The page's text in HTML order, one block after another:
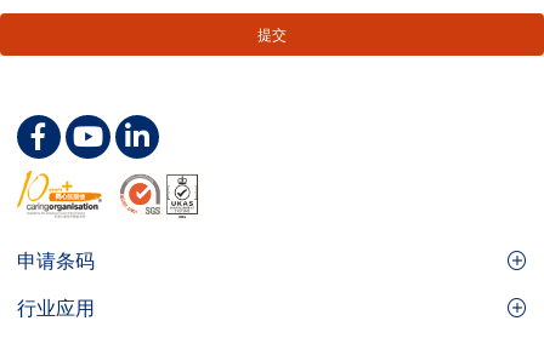
Footer
Site
申请条码
GS1条码
行业应用